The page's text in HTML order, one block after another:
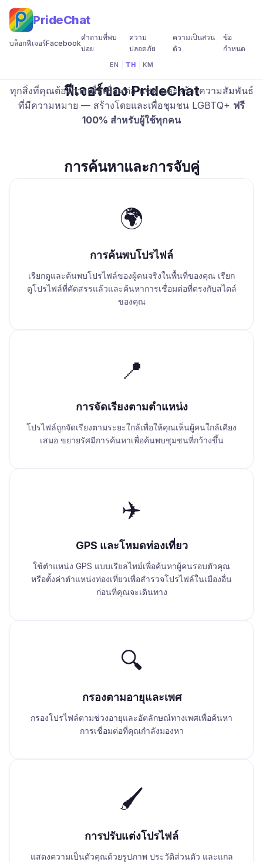
PrideChat
บล็อกฟีเจอร์Facebook
คำถามที่พบ
บ่อย
ความ
ปลอดภัย
ความเป็นส่วน
ตัว
ข้อ
กำหนด
EN TH KM
ฟีเจอร์ของ PrideChat
ทุกสิ่งที่คุณต้องการเพื่อเชื่อมต่อ แชท และสร้างความสัมพันธ์
ที่มีความหมาย — สร้างโดยและเพื่อชุมชน LGBTQ+ ฟรี
100% สำหรับผู้ใช้ทุกคน
การค้นหาและการจับคู่
🌍
การค้นพบโปรไฟล์
เรียกดูและค้นพบโปรไฟล์ของผู้คนจริงในพื้นที่ของคุณ เรียก
ดูโปรไฟล์ที่คัดสรรแล้วและค้นหาการเชื่อมต่อที่ตรงกับสไตล์
ของคุณ
📍
การจัดเรียงตามตำแหน่ง
โปรไฟล์ถูกจัดเรียงตามระยะใกล้เพื่อให้คุณเห็นผู้คนใกล้เคียง
เสมอ ขยายรัศมีการค้นหาเพื่อค้นพบชุมชนที่กว้างขึ้น
✈️
GPS และโหมดท่องเที่ยว
ใช้ตำแหน่ง GPS แบบเรียลไทม์เพื่อค้นหาผู้คนรอบตัวคุณ
หรือตั้งค่าตำแหน่งท่องเที่ยวเพื่อสำรวจโปรไฟล์ในเมืองอื่น
ก่อนที่คุณจะเดินทาง
🔍
กรองตามอายุและเพศ
กรองโปรไฟล์ตามช่วงอายุและอัตลักษณ์ทางเพศเพื่อค้นหา
การเชื่อมต่อที่คุณกำลังมองหา
🖌️
การปรับแต่งโปรไฟล์
แสดงความเป็นตัวคุณด้วยรูปภาพ ประวัติส่วนตัว และแกล